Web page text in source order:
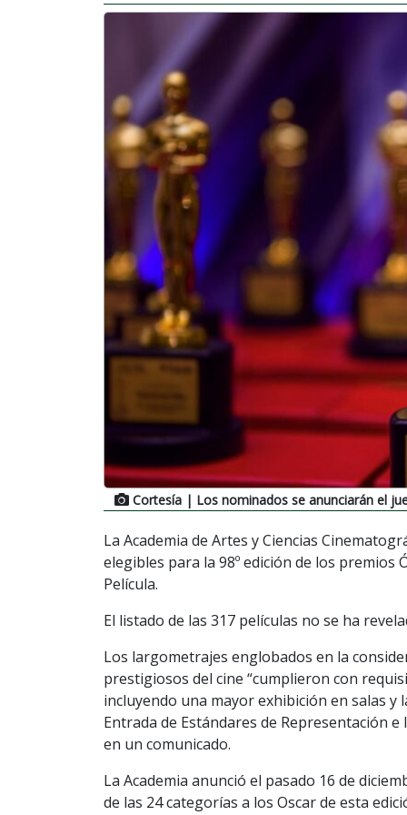
Cortesía | Los nominados se anunciarán el
La Academia de Artes y Ciencias
elegibles para la 98º edición de los premios
Película.
El listado de las 317 películas no se ha
Los largometrajes englobados en la
prestigiosos del cine “cumplieron con
incluyendo una mayor exhibición en salas
Entrada de Estándares de Representación
en un comunicado.
La Academia anunció el pasado 16 de
de las 24 categorías a los Oscar de esta